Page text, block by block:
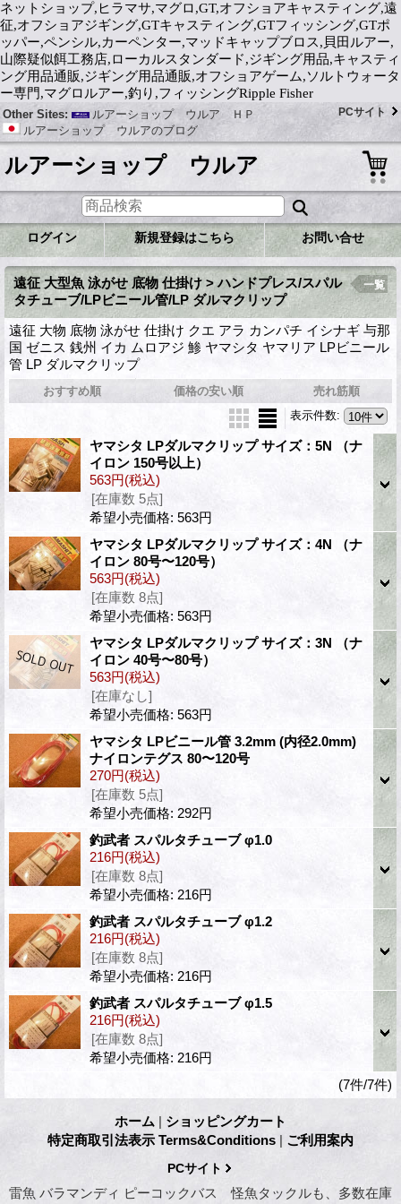
ネットショップ,ヒラマサ,マグロ,GT,オフショアキャスティング,遠
征,オフショアジギング,GTキャスティング,GTフィッシング,GTポ
ッパー,ペンシル,カーペンター,マッドキャップブロス,貝田ルアー,
山際疑似餌工務店,ローカルスタンダード,ジギング用品,キャスティ
ング用品通販,ジギング用品通販,オフショアゲーム,ソルトウォータ
ー専門,マグロルアー,釣り,フィッシングRipple Fisher
Other Sites:
ルアーショップ ウルア ＨＰ
ルアーショップ ウルアのブログ
PCサイト
ルアーショップ ウルア
ログイン 新規登録はこちら お問い合せ
遠征 大型魚 泳がせ 底物 仕掛け > ハンドプレス/スパル
タチューブ/LPビニール管/LP ダルマクリップ
遠征 大物 底物 泳がせ 仕掛け クエ アラ カンパチ イシナギ 与那
国 ゼニス 銭州 イカ ムロアジ 鯵 ヤマシタ ヤマリア LPビニール
管 LP ダルマクリップ
一覧
おすすめ順 価格の安い順
売れ筋順
表示件数:
ヤマシタ LPダルマクリップ サイズ：5N （ナ
イロン 150号以上）
563円(税込)
[在庫数 5点]
希望小売価格: 563円
ヤマシタ LPダルマクリップ サイズ：4N （ナ
イロン 80号〜120号）
563円(税込)
[在庫数 8点]
希望小売価格: 563円
ヤマシタ LPダルマクリップ サイズ：3N （ナ
イロン 40号〜80号）
563円(税込)
[在庫なし]
希望小売価格: 563円
ヤマシタ LPビニール管 3.2mm (内径2.0mm)
ナイロンテグス 80〜120号
270円(税込)
[在庫数 5点]
希望小売価格: 292円
釣武者 スパルタチューブ φ1.0
216円(税込)
[在庫数 8点]
希望小売価格: 216円
釣武者 スパルタチューブ φ1.2
216円(税込)
[在庫数 8点]
希望小売価格: 216円
釣武者 スパルタチューブ φ1.5
216円(税込)
[在庫数 8点]
希望小売価格: 216円
(7件/7件)
ホーム | ショッピングカート
特定商取引法表示 Terms&Conditions | ご利用案内
PCサイト
雷魚 バラマンディ ピーコックバス 怪魚タックルも、多数在庫